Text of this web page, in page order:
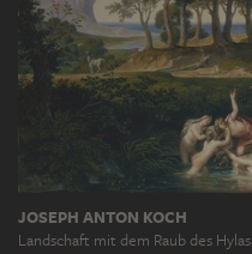
JOSEPH ANTON KOCH
Landschaft mit dem Raub des Hylas